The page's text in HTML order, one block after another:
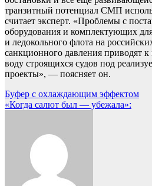
транзитный потенциал СМП
считает эксперт. «Проблемы с
оборудования и комплектующих для
и ледокольного флота на
санкционного давления приводят к
воду строящихся судов под
проекты», — поясняет он.
Навигация
по
Буфер с охлаждающим эффектом
«Когда салют был — убежала»: